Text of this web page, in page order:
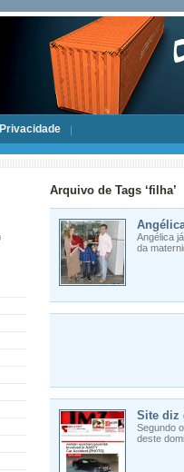
Privacidade
Arquivo de Tags ‘filha’
Angélica
da
Site diz
Segundo
deste